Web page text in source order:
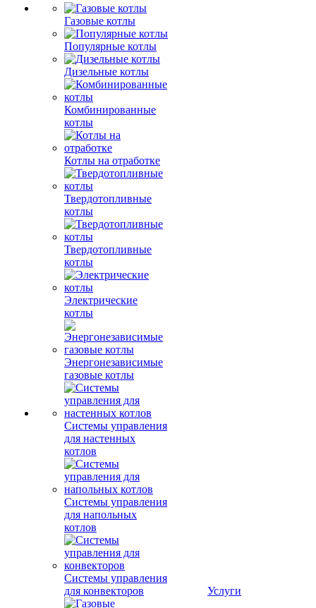
Газовые котлы
Популярные котлы
Дизельные котлы
Комбинированные
котлы
Котлы на отработке
Твердотопливные
котлы
Твердотопливные
котлы
Электрические
котлы
Энергонезависимые
газовые котлы
Системы управления
для настенных
котлов
Системы управления
для напольных
котлов
Системы управления
для конвекторов
Услуги